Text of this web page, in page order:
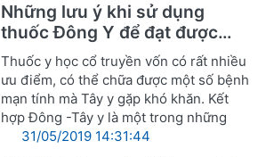
Những lưu ý khi sử dụng
thuốc Đông Y để đạt được
hiệu quả tốt nhất
Thuốc y học cổ truyền vốn có rất nhiều
ưu điểm, có thể chữa được một số bệnh
mạn tính mà Tây y gặp khó khăn. Kết
hợp Đông -Tây y là một trong những
31/05/2019 14:31:44